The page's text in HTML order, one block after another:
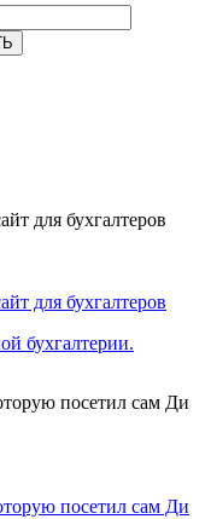
для бухгалтеров
для бухгалтеров
бухгалтерии.
посетил сам Ди
посетил сам Ди